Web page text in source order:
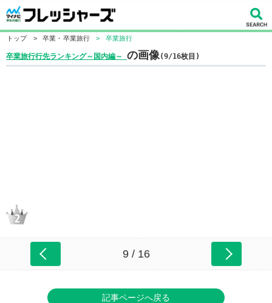
トップ > 卒業・卒業旅行 > 卒業旅行
卒業旅行行先ランキング～国内編～ の画像(9/16枚目)
9 / 16
記事ページへ戻る